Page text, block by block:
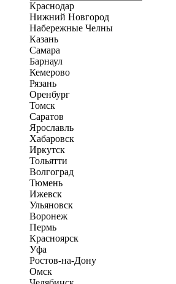
Краснодар
Нижний Новгород
Набережные Челны
Казань
Самара
Барнаул
Кемерово
Рязань
Оренбург
Томск
Саратов
Ярославль
Хабаровск
Иркутск
Тольятти
Волгоград
Тюмень
Ижевск
Ульяновск
Воронеж
Пермь
Красноярск
Уфа
Ростов-на-Дону
Омск